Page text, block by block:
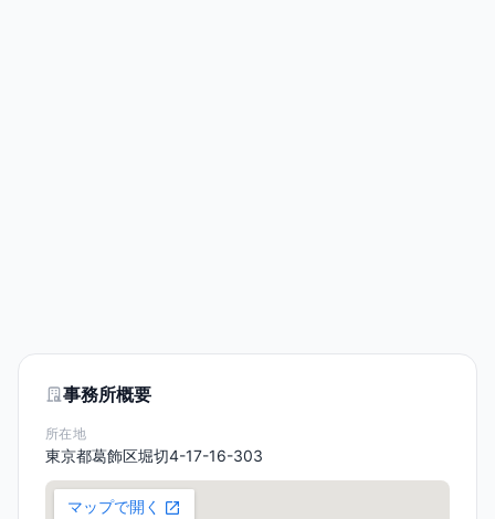
事務所概要
所在地
東京都葛飾区堀切4-17-16-303